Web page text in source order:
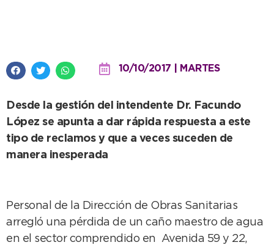
10/10/2017 | MARTES
Desde la gestión del intendente Dr. Facundo
López se apunta a dar rápida respuesta a este
tipo de reclamos y que a veces suceden de
manera inesperada
Personal de la Dirección de Obras Sanitarias
arregló una pérdida de un caño maestro de agua
en el sector comprendido en Avenida 59 y 22,